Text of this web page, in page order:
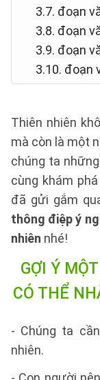
3.7. đoạn
3.8. đoạn
3.9. đoạn
3.10. đoạn
Thiên nhiên
mà còn là một
chúng ta
cùng khám
đã gửi gắm
thông điệp ý
nhiên nhé!
GỢI Ý
CÓ THỂ
- Chúng ta
nhiên.